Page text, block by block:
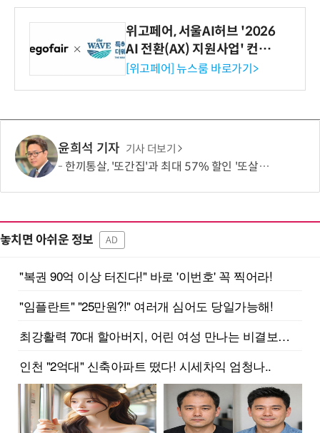
위고페어, 서울AI허브 '2026
AI 전환(AX) 지원사업' 컨소
시엄 선정
[위고페어] 뉴스룸 바로가기>
윤희석 기자 기사 더보기
한끼통살, '또간집'과 최대 57% 할인 '또살집' 프로모션
놓치면 아쉬운 정보 AD